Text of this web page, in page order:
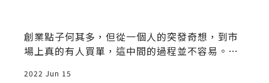
創業點子何其多，但從一個人的突發奇想，到市
場上真的有人買單，這中間的過程並不容易。傳
2022 Jun 15